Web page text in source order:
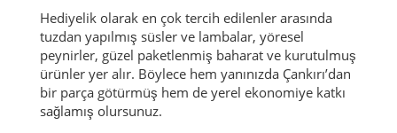
Hediyelik olarak en çok tercih edilenler arasında
tuzdan yapılmış süsler ve lambalar, yöresel
peynirler, güzel paketlenmiş baharat ve kurutulmuş
ürünler yer alır. Böylece hem yanınızda Çankırı’dan
bir parça götürmüş hem de yerel ekonomiye katkı
sağlamış olursunuz.